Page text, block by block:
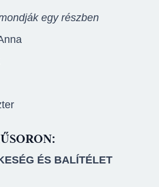
egy részben
ÉS BALÍTÉLET